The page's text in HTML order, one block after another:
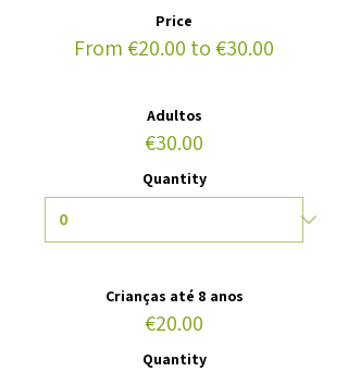
Price
From €20.00 to €30.00
Adultos
€30.00
Quantity
Crianças até 8 anos
€20.00
Quantity